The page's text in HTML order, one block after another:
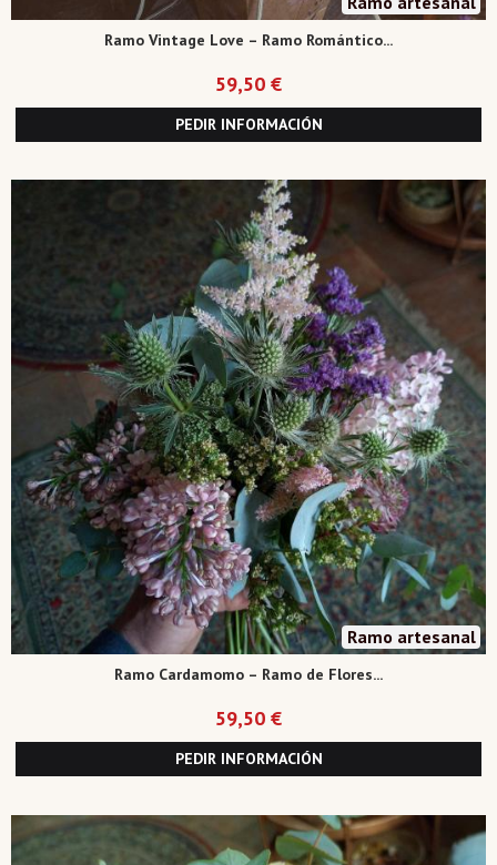
Ramo Vintage Love – Ramo Romántico...
59,50 €
PEDIR INFORMACIÓN
Ramo artesanal
Ramo Cardamomo – Ramo de Flores...
59,50 €
PEDIR INFORMACIÓN